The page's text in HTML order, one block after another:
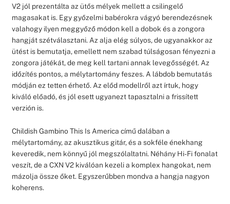
V2 jól prezentálta az ütős mélyek mellett a csilingelő
magasakat is. Egy győzelmi babérokra vágyó berendezésnek
valahogy ilyen meggyőző módon kell a dobok és a zongora
hangját szétválasztani. Az alja elég súlyos, de ugyanakkor az
ütést is bemutatja, emellett nem szabad túlságosan fényezni a
zongora játékát, de meg kell tartani annak levegősségét. Az
időzítés pontos, a mélytartomány feszes. A lábdob bemutatás
módján ez tetten érhető. Az előd modellről azt írtuk, hogy
kiváló előadó, és jól esett ugyanezt tapasztalni a frissített
verzión is.
Childish Gambino This Is America című dalában a
mélytartomány, az akusztikus gitár, és a sokféle énekhang
keveredik, nem könnyű jól megszólaltatni. Néhány Hi-Fi fonalat
veszít, de a CXN V2 kiválóan kezeli a komplex hangokat, nem
mázolja össze őket. Egyszerűbben mondva a hangja nagyon
koherens.